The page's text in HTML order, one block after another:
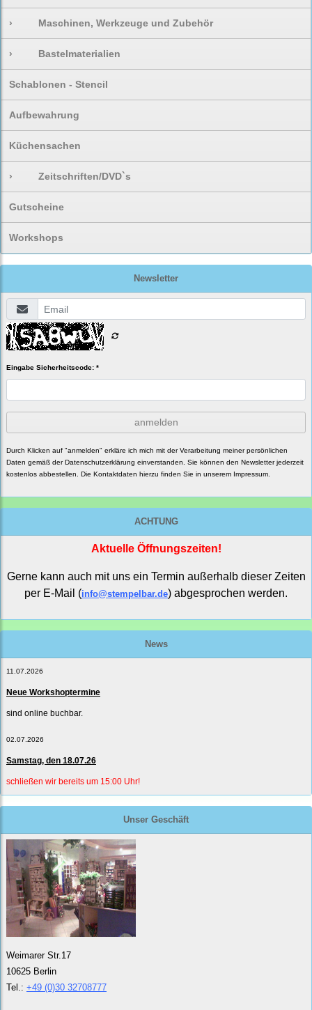
› Maschinen, Werkzeuge und Zubehör
› Bastelmaterialien
Schablonen - Stencil
Aufbewahrung
Küchensachen
› Zeitschriften/DVD`s
Gutscheine
Workshops
Newsletter
Eingabe Sicherheitscode: *
anmelden
Durch Klicken auf "anmelden" erkläre ich mich mit der Verarbeitung meiner persönlichen
Daten gemäß der Datenschutzerklärung einverstanden. Sie können den Newsletter jederzeit
kostenlos abbestellen. Die Kontaktdaten hierzu finden Sie in unserem Impressum.
ACHTUNG
Aktuelle Öffnungszeiten!
Gerne kann auch mit uns ein Termin außerhalb dieser Zeiten
per E-Mail (info@stempelbar.de) abgesprochen werden.
News
11.07.2026
Neue Workshoptermine
sind online buchbar.
02.07.2026
Samstag, den 18.07.26
schließen wir bereits um 15:00 Uhr!
Unser Geschäft
Weimarer Str.17
10625 Berlin
Tel.: +49 (0)30 32708777